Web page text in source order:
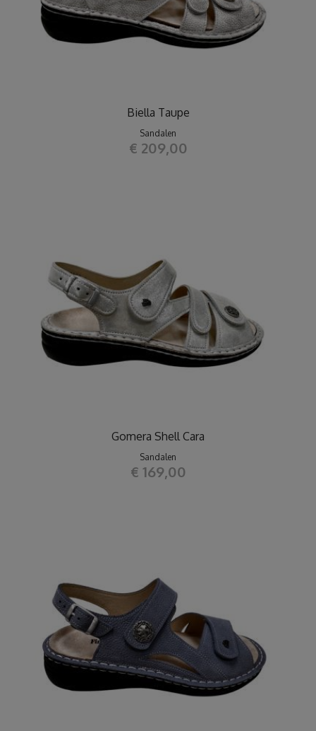
Biella Taupe
Sandalen
€ 209,00
Gomera Shell Cara
Sandalen
€ 169,00